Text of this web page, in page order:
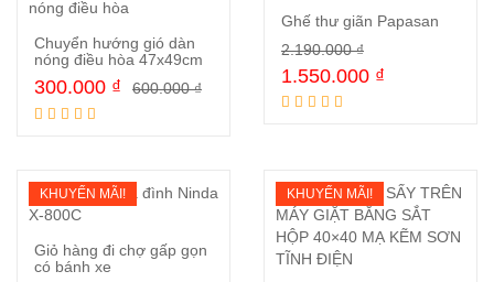
Chuyển hướng gió dàn
nóng điều hòa 47x49cm
600.000₫
300.000 ₫ Mua ngay
Ghế thư giãn Papasan
2.190.000₫
1.550.000 ₫
KHUYẾN MÃI!
Giỏ hàng đi chợ gấp gọn
có bánh xe
KHUYẾN MÃI!